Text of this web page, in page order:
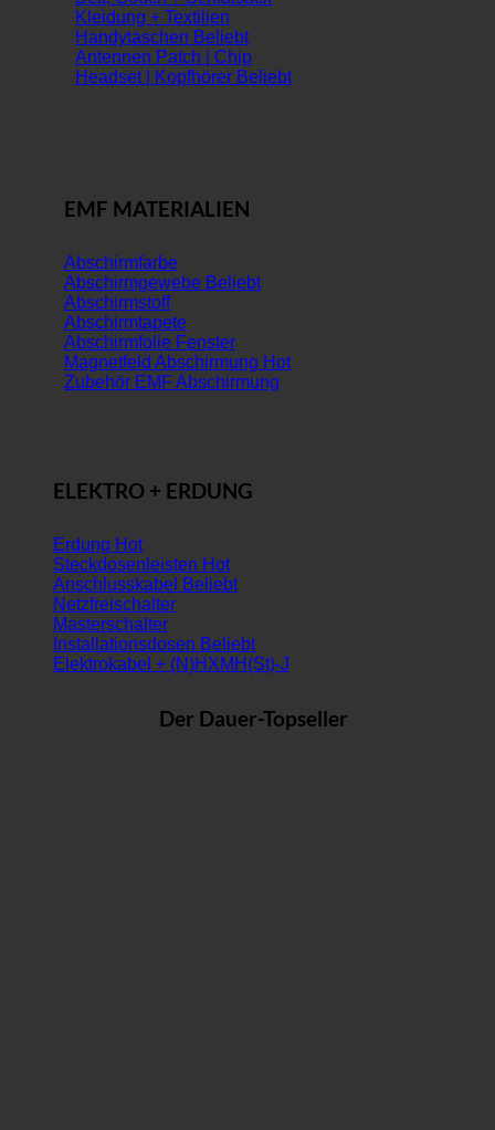
Kleidung + Textilien
Handytaschen
Antennen Patch | Chip
Headset | Kopfhörer
EMF MATERIALIEN
Abschirmfarbe
Abschirmgewebe
Abschirmstoff
Abschirmtapete
Abschirmfolie Fenster
Magnetfeld Abschirmung
Zubehör EMF Abschirmung
ELEKTRO + ERDUNG
Erdung
Steckdosenleisten
Anschlusskabel
Netzfreischalter
Masterschalter
Installationsdosen
Elektrokabel + (N)HXMH(St)-J
Der Dauer-Topseller